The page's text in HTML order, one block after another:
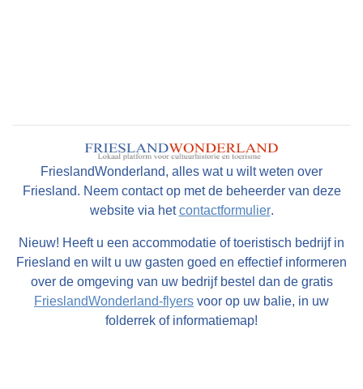
managementteam
3. Vaardigheden en kwalificaties
Om succesvol te zijn als
Management
, moet je over een aantal essentiële
waaronder:
Uitstekende communicatieve vaardigheden,
zowel mondeling als schriftelijk
FrieslandWonderland, alles wat u wilt weten over
Friesland. Neem contact op met de beheerder van deze
website via hetcontactformulier.
Nieuw! Heeft u een accommodatie of toeristisch bedrijf in
Friesland en wilt u uw gasten goed en effectief informeren
over de omgeving van uw bedrijf bestel dan de gratis
FrieslandWonderland-flyers voor op uw balie, in uw
folderrek of informatiemap!